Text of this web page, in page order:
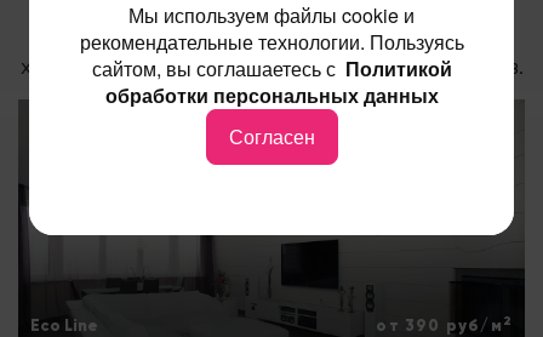
коллекциях.Ниже вы сможете познакомится с
характеристиками коллекций натяжных потолков.
Eco Line от 390 руб/м 2
Мы используем файлы cookie и
рекомендательные технологии. Пользуясь
сайтом, вы соглашаетесь с Политикой
обработки персональных данных
Согласен